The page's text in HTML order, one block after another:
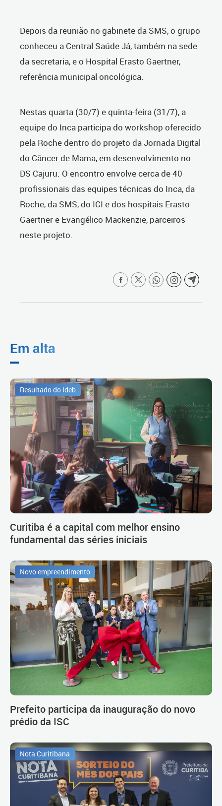
Depois da reunião no gabinete da SMS, o grupo
conheceu a Central Saúde Já, também na sede
da secretaria, e o Hospital Erasto Gaertner,
referência municipal oncológica.
Nestas quarta (30/7) e quinta-feira (31/7), a
equipe do Inca participa do workshop oferecido
pela Roche dentro do projeto da Jornada Digital
do Câncer de Mama, em desenvolvimento no
DS Cajuru. O encontro envolve cerca de 40
profissionais das equipes técnicas do Inca, da
Roche, da SMS, do ICI e dos hospitais Erasto
Gaertner e Evangélico Mackenzie, parceiros
neste projeto.
Em alta
Resultado do Ideb
Curitiba é a capital com melhor ensino
fundamental das séries iniciais
Novo empreendimento
Prefeito participa da inauguração do novo
prédio da ISC
Nota Curitibana